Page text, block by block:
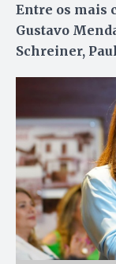
Entre os mais
Gustavo
Schreiner,